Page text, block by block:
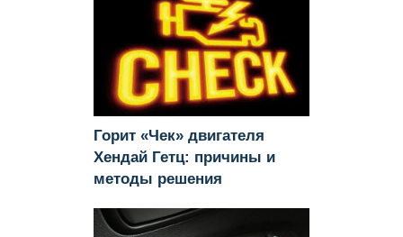
Горит «Чек» двигателя
Хендай Гетц: причины и
методы решения